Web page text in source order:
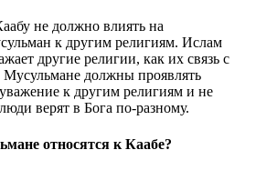
не должно влиять на
к другим религиям. Ислам
другие религии, как их связь с
должны проявлять
к другим религиям и не
верят в Бога по-разному.
относятся к Каабе?